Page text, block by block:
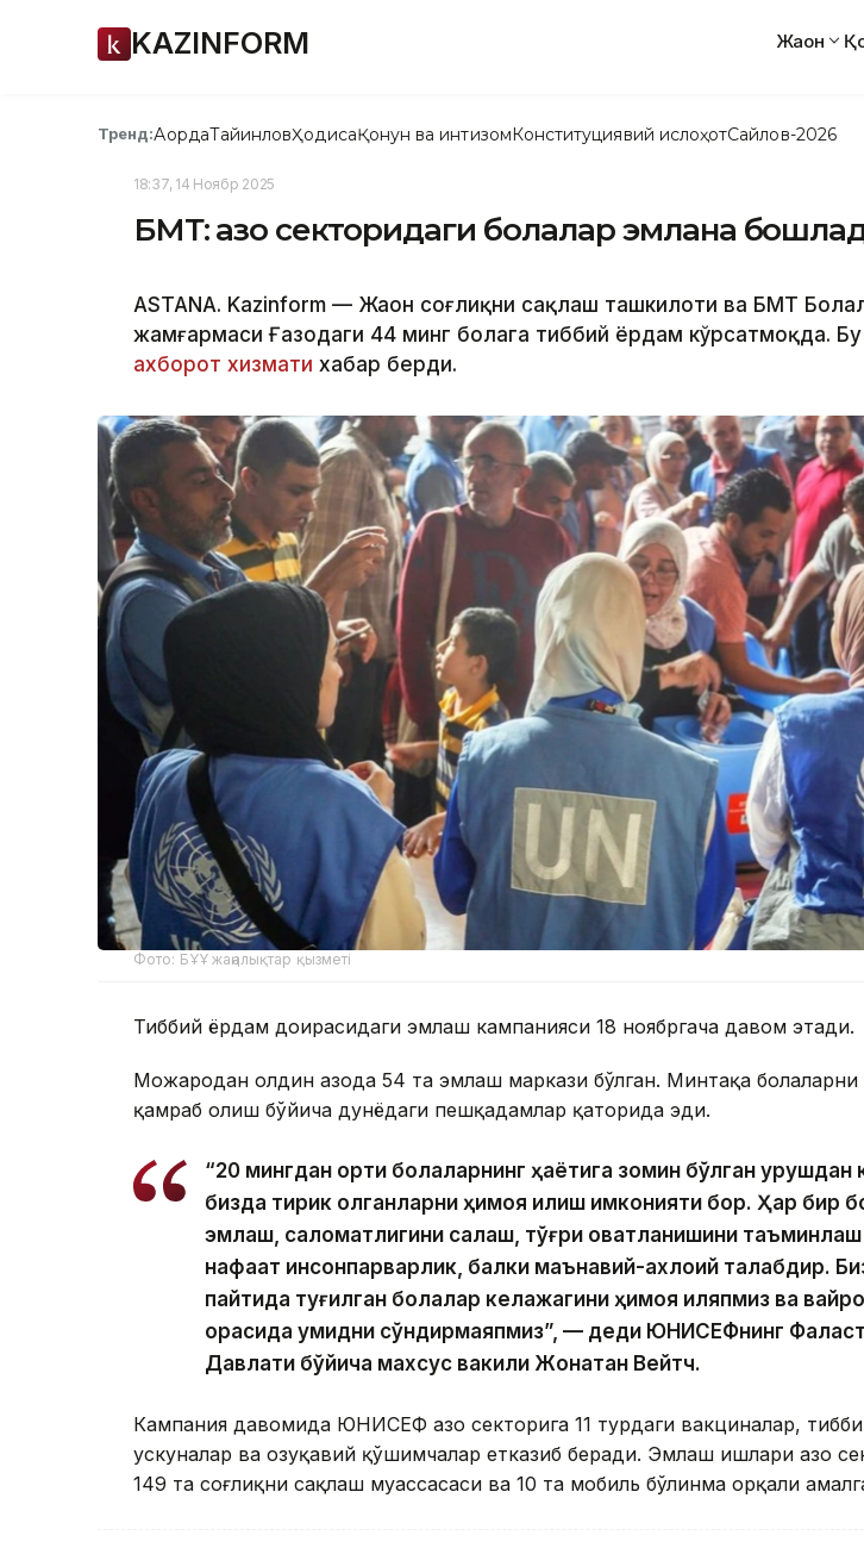
KAZINFORM Жаҳон
Тренд:АқордаТайинловҲодисаҚонун ва интизомКонституциявий ислоҳотСайлов-2026
18:37, 14 Ноябр 2025
БМТ: Ғазо секторидаги болалар эмлана
ASTANA. Kazinform — Жаҳон соғлиқни сақлаш ташкилоти ва БМТ
жамғармаси Ғазодаги 44 минг болага тиббий ёрдам кўрсатмоқда. Бу
ахборот хизмати хабар берди.
Фото: БҰҰ жаңалықтар қызметі
Тиббий ёрдам доирасидаги эмлаш кампанияси 18 ноябргача давом этади.
Можародан олдин Ғазода 54 та эмлаш маркази бўлган. Минтақа
қамраб олиш бўйича дунёдаги пешқадамлар қаторида эди.
“20 мингдан ортиқ болаларнинг ҳаётига зомин бўлган урушдан
бизда тирик қолганларни ҳимоя қилиш имконияти бор. Ҳар бир
эмлаш, саломатлигини сақлаш, тўғри овқатланишини таъминлаш
нафақат инсонпарварлик, балки маънавий-ахлоқий талабдир.
пайтида туғилган болалар келажагини ҳимоя қиляпмиз ва
орасида умидни сўндирмаяпмиз”, — деди ЮНИCЕФнинг
Давлати бўйича махсус вакили Жонатан Вейтч.
Кампания давомида ЮНИCЕФ Ғазо секторига 11 турдаги вакциналар,
ускуналар ва озуқавий қўшимчалар етказиб беради. Эмлаш ишлари Ғазо
149 та соғлиқни сақлаш муассасаси ва 10 та мобиль бўлинма орқали